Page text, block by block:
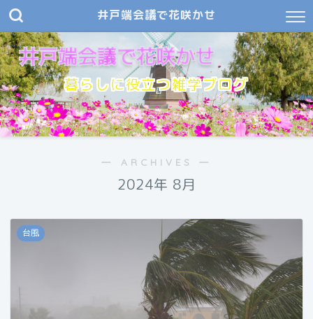
井戸端会議で花咲かせ
暮らしに役立つ雑学ブログ
― ARCHIVES ―
2024年 8月
台風